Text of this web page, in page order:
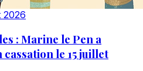
2026
: Marine le Pen a
le 15 juillet